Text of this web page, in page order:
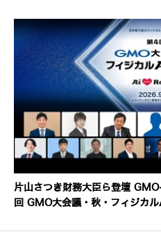
片山さつき財務大臣ら登壇
回 GMO大会議・秋・フィジ